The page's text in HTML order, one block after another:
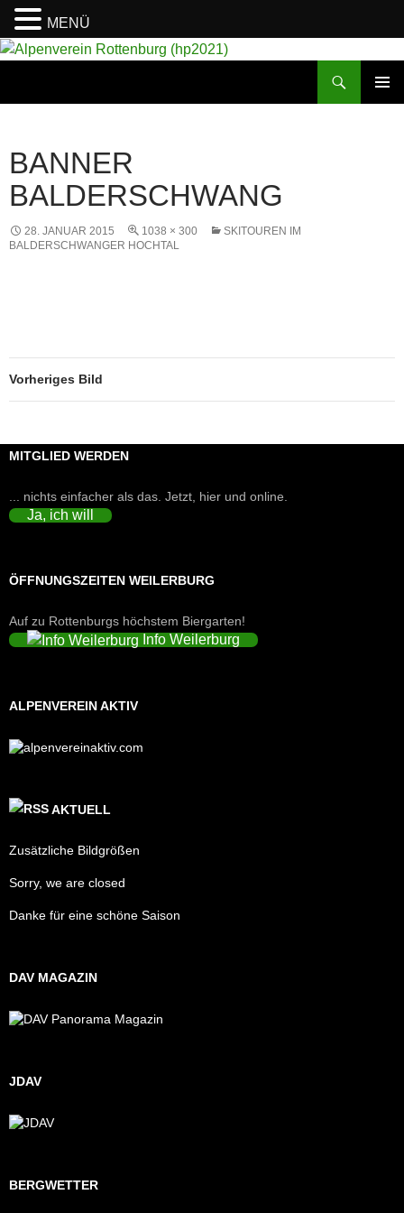
BANNER
BALDERSCHWANG
28. JANUAR 2015 1038 × 300
SKITOUREN IM
BALDERSCHWANGER HOCHTAL
Vorheriges Bild
MITGLIED WERDEN
... nichts einfacher als das. Jetzt, hier und online.
Ja, ich will
ÖFFNUNGSZEITEN WEILERBURG
Auf zu Rottenburgs höchstem Biergarten!
Info Weilerburg
ALPENVEREIN AKTIV
AKTUELL
Zusätzliche Bildgrößen
Sorry, we are closed
Danke für eine schöne Saison
DAV MAGAZIN
JDAV
BERGWETTER
MENÜ